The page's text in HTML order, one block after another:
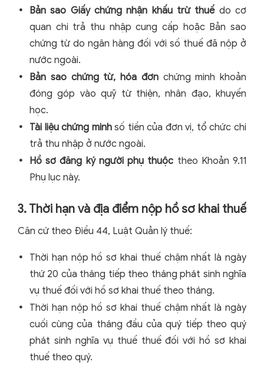
Bản sao Giấy chứng nhận khấu trừ thuếdo cơ
quan chi trả thu nhập cung cấp hoặc Bản sao
chứng từ do ngân hàng đối với số thuế đã nộp ở
nước ngoài.
Bản sao chứng từ, hóa đơnchứng minh khoản
đóng góp vào quỹ từ thiện, nhân đạo, khuyến
học.
Tài liệu chứng minhsố tiền của đơn vị, tổ chức chi
trả thu nhập ở nước ngoài.
Hồ sơ đăng ký người phụ thuộc theo Khoản 9.11
Phụ lục này.
3. Thời hạn và địa điểm nộp hồ sơ khai thuế
Căn cứ theo Điều 44, Luật Quản lý thuế:
Thời hạn nộp hồ sơ khai thuế chậm nhất là ngày
thứ 20 của tháng tiếp theo tháng phát sinh nghĩa
vụ thuế đối với hồ sơ khai thuế theo tháng.
Thời hạn nộp hồ sơ khai thuế chậm nhất là ngày
cuối cùng của tháng đầu của quý tiếp theo quý
phát sinh nghĩa vụ thuế thuế đối với hồ sơ khai
thuế theo quý.